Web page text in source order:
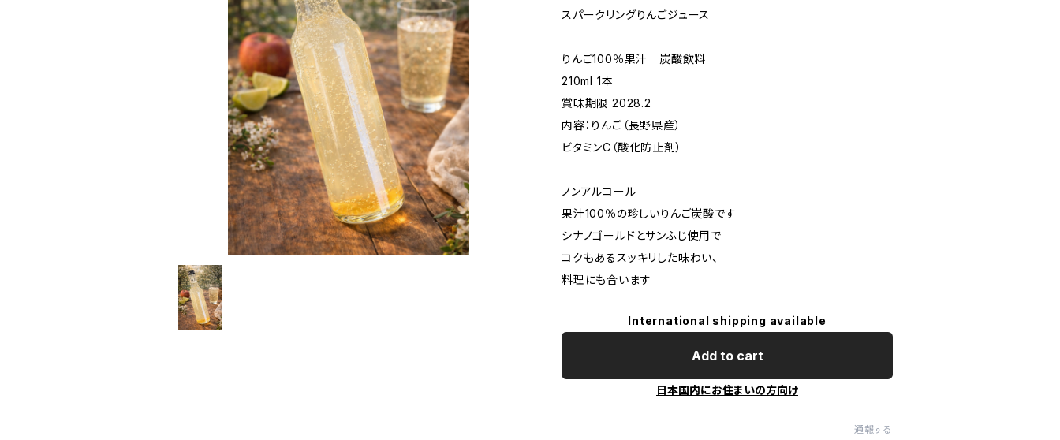
スパークリングりんごジュース
りんご100％果汁 炭酸飲料
210ml 1本
賞味期限 2028.2
内容：りんご（長野県産）
ビタミンC（酸化防止剤）
ノンアルコール
果汁100％の珍しいりんご炭酸です
シナノゴールドとサンふじ使用で
コクもあるスッキリした味わい、
料理にも合います
International shipping available
Add to cart
日本国内にお住まいの方向け
通報する